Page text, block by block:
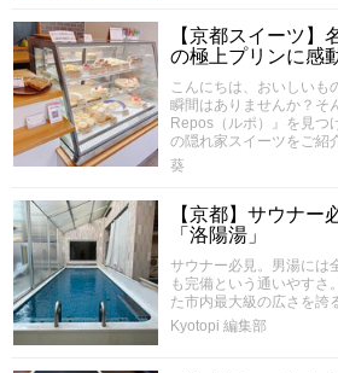
【京都スイーツ
の極上プリンに感
こんにちは、おいしいも
瞬間はありませんか？そ
Repos（ルポ）』を見つ
の隠れ家スイーツをご紹
葵
【京都】サウナ
「洛陽湯」
サウナー必見。男湯には
も完備という通いやすさ
た市内最大級の広さを誇
Kyotopi 編集部